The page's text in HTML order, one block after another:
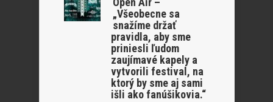
„Všeobecne sa
snažíme držať
pravidla, aby sme
priniesli ľudom
zaujímavé kapely a
vytvorili festival, na
ktorý by sme aj sami
išli ako fanúšikovia.“